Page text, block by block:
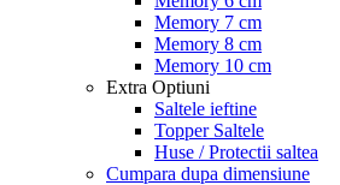
Memory 7 cm
Memory 8 cm
Memory 10 cm
Extra Optiuni
Saltele ieftine
Topper Saltele
Huse / Protectii saltea
Cumpara dupa dimensiune